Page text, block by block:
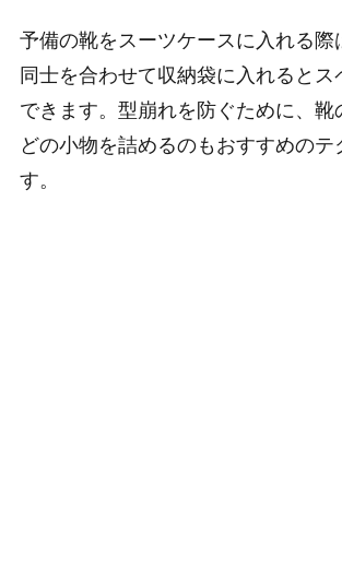
予備の靴をスーツケースに入れる際
同士を合わせて収納袋に入れるとス
できます。型崩れを防ぐために、靴
どの小物を詰めるのもおすすめのテ
す。